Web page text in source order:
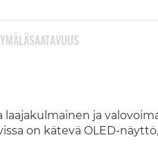
laajakulmainen ja
on kätevä OLED-